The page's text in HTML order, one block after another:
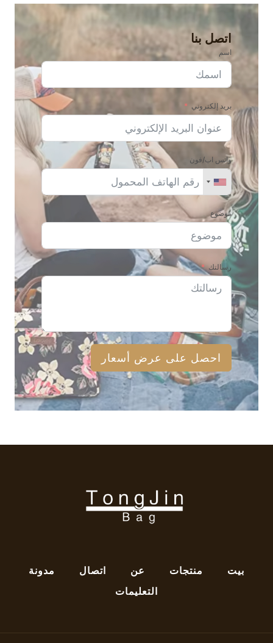
اتصل بنا
اسم
بريد إلكتروني
واتس اب/فون
موضوع
رسالتك
احصل على عرض أسعار
بيت منتجات عن اتصال
مدونة
التعليمات